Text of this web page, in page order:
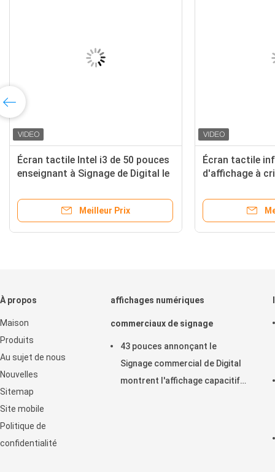
Écran tactile Intel i3 de 50 pouces
enseignant à Signage de Digital le
Meilleur Prix
Écran tactile
d'affichage à
de Digital de
À propos
Maison
Produits
Au sujet de nous
Nouvelles
Sitemap
Site mobile
Politique de
confidentialité
affichages numériques
commerciaux de signage
43 pouces annonçant le
Signage commercial de Digital
montrent l'affichage capacitif